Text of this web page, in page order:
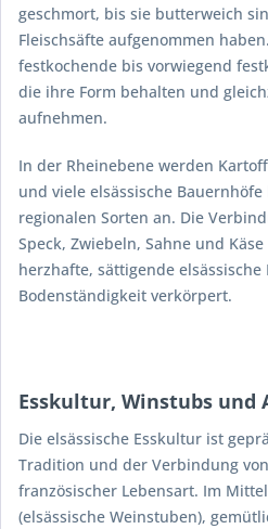
geschmort, bis sie butterweich
Fleischsäfte aufgenommen
festkochende bis vorwiegend
die ihre Form behalten und
aufnehmen.
In der Rheinebene werden
und viele elsässische
regionalen Sorten an. Die
Speck, Zwiebeln, Sahne und
herzhafte, sättigende
Bodenständigkeit verkörpert.
Esskultur, Winstubs und
Die elsässische Esskultur ist
Tradition und der Verbindung
französischer Lebensart. Im
(elsässische Weinstuben),